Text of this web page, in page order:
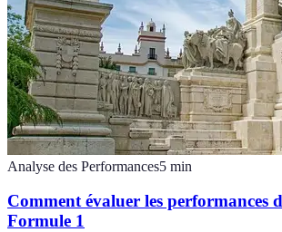
Analyse des Performances5 min
Comment évaluer les performances
Formule 1